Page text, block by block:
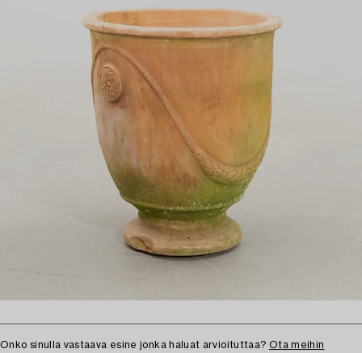
Onko sinulla vastaava esine jonka haluat arvioituttaa? Ota meihin